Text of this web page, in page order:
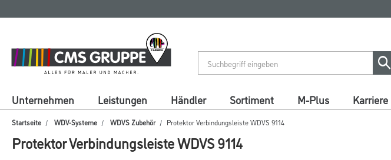
springen
springen
Unternehmen Leistungen Händler Sortiment M-Plus Karriere
Startseite WDV-Systeme WDVS Zubehör Protektor Verbindungsleiste WDVS 9114
Protektor Verbindungsleiste WDVS 9114